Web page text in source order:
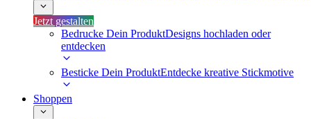
Jetzt gestalten
Bedrucke Dein ProduktDesigns hochladen oder
entdecken
Besticke Dein ProduktEntdecke kreative Stickmotive
Shoppen